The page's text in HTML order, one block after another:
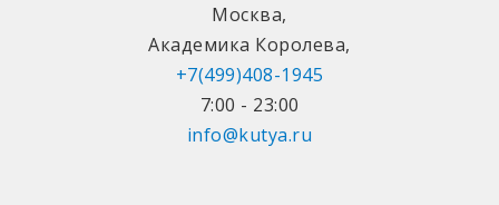
Москва,
Академика Королева,
+7(499)408-1945
7:00 - 23:00
info@kutya.ru